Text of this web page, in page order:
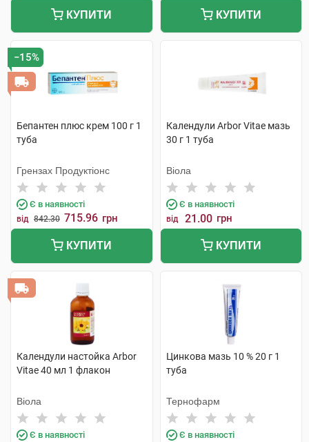
КУПИТИ КУПИТИ
−15%
Бепантен плюс крем 100 г 1
туба
Грензах Продуктіонс
Є в наявності
від 842.30 715.96 грн
КУПИТИ
Календули Arbor Vitae мазь
30 г 1 туба
Віола
Є в наявності
від 21.00 грн
КУПИТИ
Календули настойка Arbor
Vitae 40 мл 1 флакон
Віола
Є в наявності
Цинкова мазь 10 % 20 г 1
туба
Тернофарм
Є в наявності